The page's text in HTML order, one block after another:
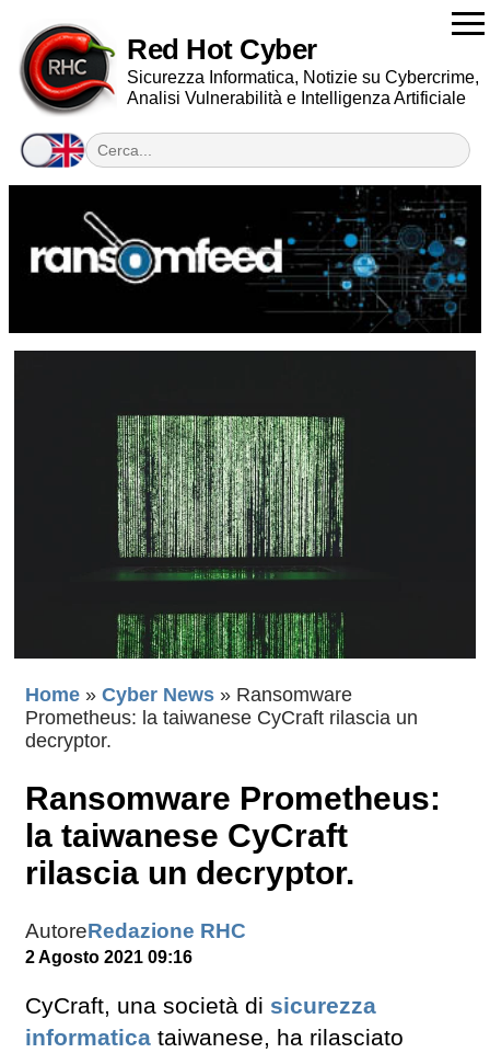
Red Hot Cyber
Sicurezza Informatica, Notizie su Cybercrime,
Analisi Vulnerabilità e Intelligenza Artificiale
Home » Cyber News » Ransomware
Prometheus: la taiwanese CyCraft rilascia un
decryptor.
Ransomware Prometheus:
la taiwanese CyCraft
rilascia un decryptor.
AutoreRedazione RHC
2 Agosto 2021 09:16
CyCraft, una società di sicurezza
informatica taiwanese, ha rilasciato